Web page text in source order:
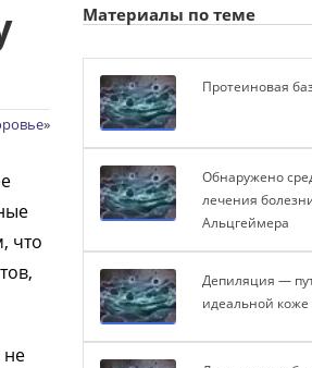
»
что
не
Материалы по теме
Протеиновая
Обнаружено
лечения
Альцгеймера
Депиляция —
идеальной коже